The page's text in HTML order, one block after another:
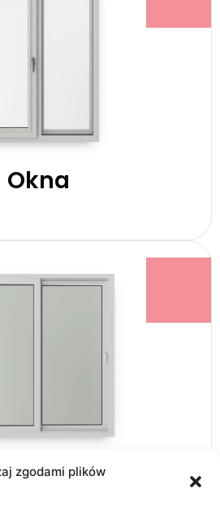
zgodami plików
Okna
Tarasowe